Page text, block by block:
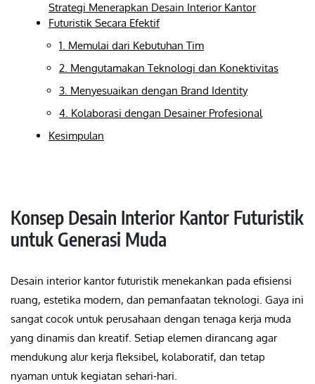
Strategi Menerapkan Desain Interior Kantor
Futuristik Secara Efektif
1. Memulai dari Kebutuhan Tim
2. Mengutamakan Teknologi dan Konektivitas
3. Menyesuaikan dengan Brand Identity
4. Kolaborasi dengan Desainer Profesional
Kesimpulan
Konsep Desain Interior Kantor Futuristik
untuk Generasi Muda
Desain interior kantor futuristik menekankan pada efisiensi
ruang, estetika modern, dan pemanfaatan teknologi. Gaya ini
sangat cocok untuk perusahaan dengan tenaga kerja muda
yang dinamis dan kreatif. Setiap elemen dirancang agar
mendukung alur kerja fleksibel, kolaboratif, dan tetap
nyaman untuk kegiatan sehari-hari.